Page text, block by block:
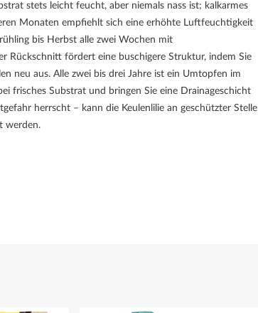
stets leicht feucht, aber niemals nass ist; kalkarmes
Monaten empfiehlt sich eine erhöhte Luftfeuchtigkeit
bis Herbst alle zwei Wochen mit
Rückschnitt fördert eine buschigere Struktur, indem Sie
neu aus. Alle zwei bis drei Jahre ist ein Umtopfen im
frisches Substrat und bringen Sie eine Drainageschicht
herrscht – kann die Keulenlilie an geschützter Stelle
werden.